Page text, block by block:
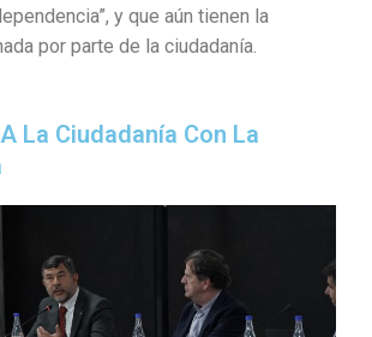
y que aún tienen la
por parte de la ciudadanía.
La Ciudadanía Con La